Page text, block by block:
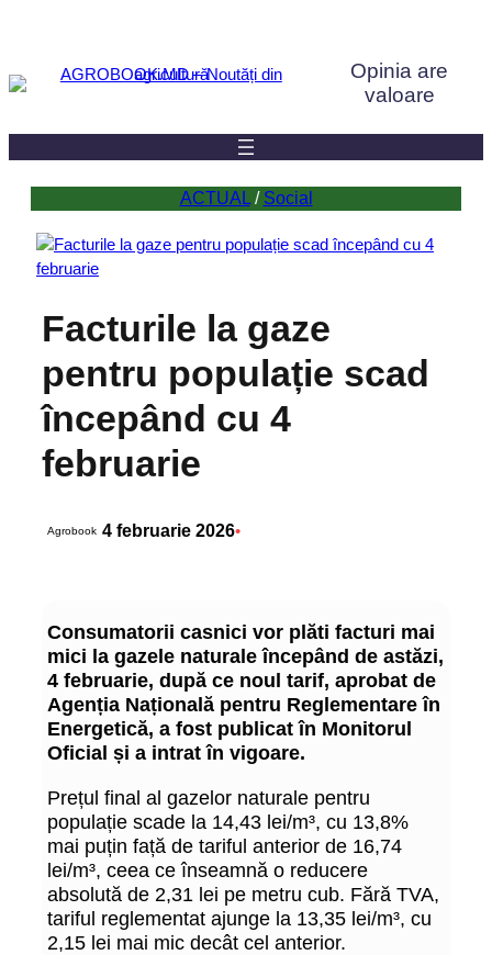
conținut
Opinia are
valoare
ACTUAL / Social
Facturile la gaze
pentru populație scad
începând cu 4
februarie
Agrobook 4 februarie 2026•
Consumatorii casnici vor plăti facturi mai
mici la gazele naturale începând de astăzi,
4 februarie, după ce noul tarif, aprobat de
Agenția Națională pentru Reglementare în
Energetică, a fost publicat în Monitorul
Oficial și a intrat în vigoare.
Prețul final al gazelor naturale pentru
populație scade la 14,43 lei/m³, cu 13,8%
mai puțin față de tariful anterior de 16,74
lei/m³, ceea ce înseamnă o reducere
absolută de 2,31 lei pe metru cub. Fără TVA,
tariful reglementat ajunge la 13,35 lei/m³, cu
2,15 lei mai mic decât cel anterior.